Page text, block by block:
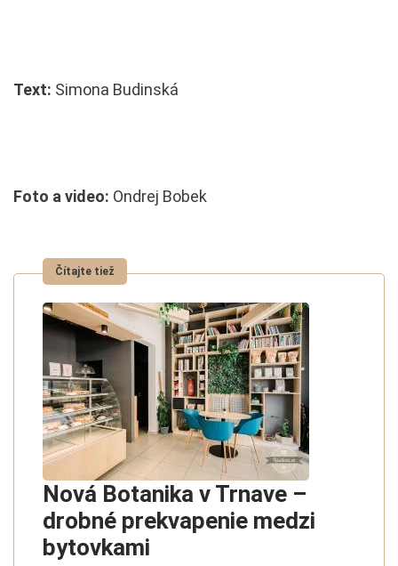
Text: Simona Budinská
Foto a video: Ondrej Bobek
Nová Botanika v Trnave –
drobné prekvapenie medzi
bytovkami